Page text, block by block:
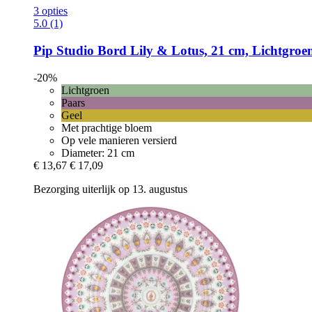
3 opties
5.0 (1)
Pip Studio Bord Lily & Lotus, 21 cm,
-20%
Lichtgroen
Paars
Geel
Met prachtige bloem
Op vele manieren versierd
Diameter: 21 cm
€ 13,67 € 17,09
Bezorging uiterlijk op 13. augustus